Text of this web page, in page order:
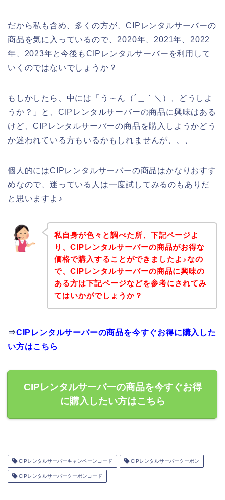
だから私も含め、多くの方が、CIPレンタルサーバーの
商品を気に入っているので、2020年、2021年、2022
年、2023年と今後もCIPレンタルサーバーを利用して
いくのではないでしょうか？
もしかしたら、中には「う～ん（´＿｀＼）、どうしよ
うか？」と、CIPレンタルサーバーの商品に興味はある
けど、CIPレンタルサーバーの商品を購入しようかどう
か迷われている方もいるかもしれませんが、、、
個人的にはCIPレンタルサーバーの商品はかなりおすす
めなので、迷っている人は一度試してみるのもありだ
と思いますよ♪
私自身が色々と調べた所、下記ページよ
り、CIPレンタルサーバーの商品がお得な
価格で購入することができましたよ♪なの
で、CIPレンタルサーバーの商品に興味の
ある方は下記ページなどを参考にされてみ
てはいかがでしょうか？
⇒CIPレンタルサーバーの商品を今すぐお得に購入した
い方はこちら
CIPレンタルサーバーの商品を今すぐお得
に購入したい方はこちら
CIPレンタルサーバーキャンペーンコード CIPレンタルサーバークーポン
CIPレンタルサーバークーポンコード